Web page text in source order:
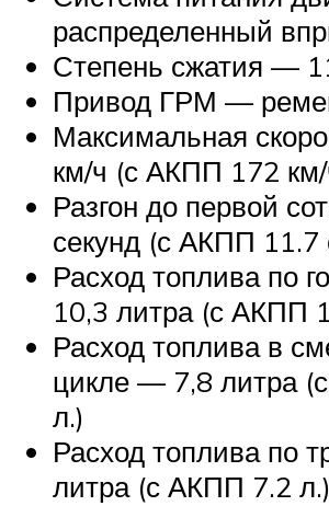
распределенный
Степень сжатия —
Привод ГРМ —
Максимальная
км/ч (с АКПП 172 км/
Разгон до первой
секунд (с АКПП 11.7
Расход топлива по
10,3 литра (с АКПП
Расход топлива в
цикле — 7,8 литра
л.)
Расход топлива по
литра (с АКПП 7.2 л.)